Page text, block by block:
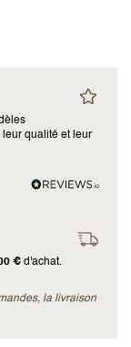
leur qualité et leur
€ d'achat.
la livraison